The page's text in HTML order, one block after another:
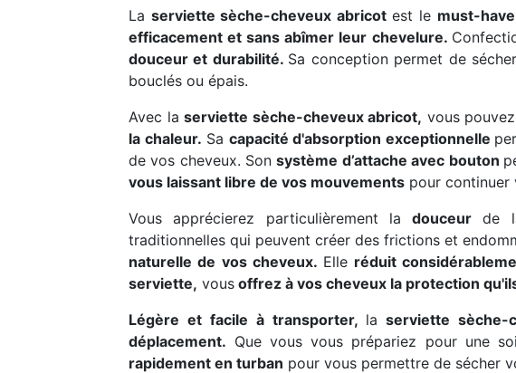
La serviette sèche-cheveux abricotest le must-have
efficacement et sans abîmer leur chevelure.
douceur et durabilité. Sa conception permet de
bouclés ou épais.
Avec laserviette sèche-cheveux abricot, vous
la chaleur. Sa capacité d'absorption exceptionnelle
de vos cheveux. Sonsystème d’attache avec bouton
vous laissant libre de vos mouvements pour continuer
Vous apprécierez particulièrement ladouceur de
traditionnelles qui peuvent créer des frictions et
naturelle de vos cheveux. Elle réduit
serviette, vous offrez à vos cheveux la protection
Légère et facile à transporter, laserviette
déplacement. Que vous vous prépariez pour une
rapidement en turban pour vous permettre de sécher